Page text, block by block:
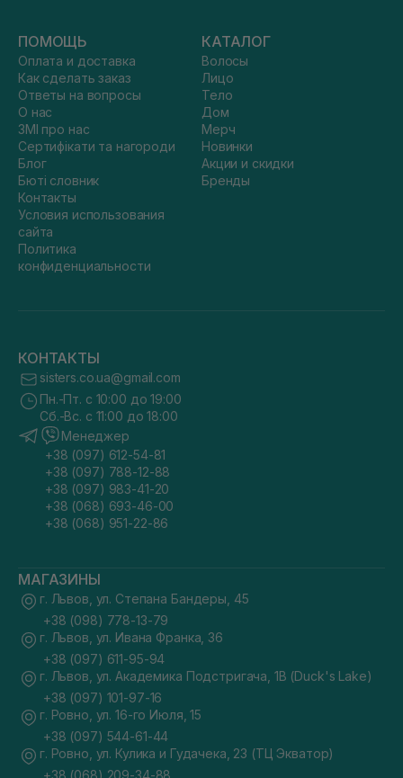
ПОМОЩЬ
Оплата и доставка
Как сделать заказ
Ответы на вопросы
О нас
ЗМІ про нас
Сертифікати та нагороди
Блог
Бюті словник
Контакты
Условия использования
сайта
Политика
конфиденциальности
КАТАЛОГ
Волосы
Лицо
Тело
Дом
Мерч
Новинки
Акции и скидки
Бренды
КОНТАКТЫ
sisters.co.ua@gmail.com
Пн.-Пт. с 10:00 до 19:00
Сб.-Вс. с 11:00 до 18:00
Менеджер
+38 (097) 612-54-81
+38 (097) 788-12-88
+38 (097) 983-41-20
+38 (068) 693-46-00
+38 (068) 951-22-86
МАГАЗИНЫ
г. Львов, ул. Степана Бандеры, 45
+38 (098) 778-13-79
г. Львов, ул. Ивана Франка, 36
+38 (097) 611-95-94
г. Львов, ул. Академика Подстригача, 1В (Duck's Lake)
+38 (097) 101-97-16
г. Ровно, ул. 16-го Июля, 15
+38 (097) 544-61-44
г. Ровно, ул. Кулика и Гудачека, 23 (ТЦ Экватор)
+38 (068) 209-34-88